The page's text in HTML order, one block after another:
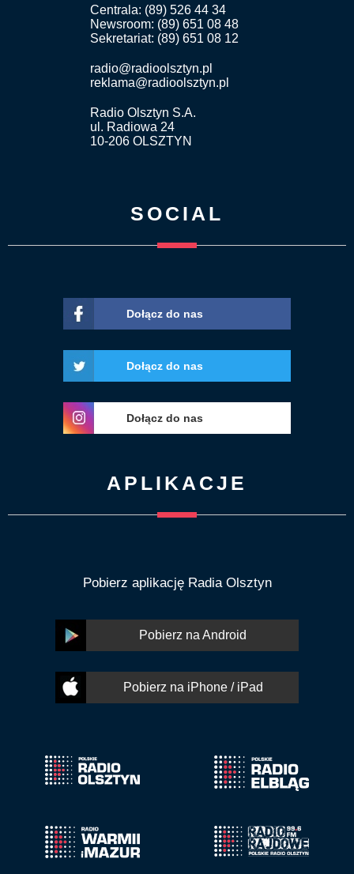
Centrala: (89) 526 44 34
Newsroom: (89) 651 08 48
Sekretariat: (89) 651 08 12
radio@radioolsztyn.pl
reklama@radioolsztyn.pl
Radio Olsztyn S.A.
ul. Radiowa 24
10-206 OLSZTYN
SOCIAL
Dołącz do nas
Dołącz do nas
Dołącz do nas
APLIKACJE
Pobierz aplikację Radia Olsztyn
Pobierz na Android
Pobierz na iPhone / iPad